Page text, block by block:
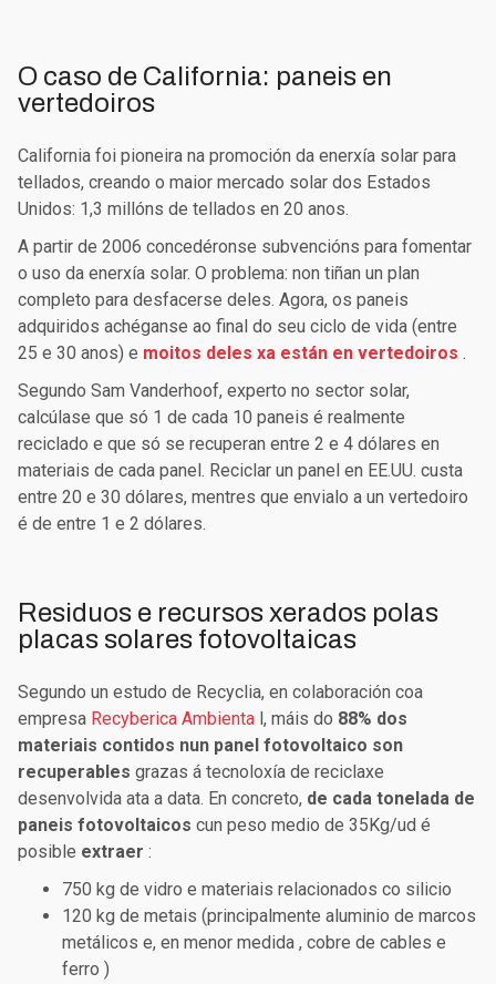
O caso de California: paneis en
vertedoiros
California foi pioneira na promoción da enerxía solar para
tellados, creando o maior mercado solar dos Estados
Unidos: 1,3 millóns de tellados en 20 anos.
A partir de 2006 concedéronse subvencións para fomentar
o uso da enerxía solar. O problema: non tiñan un plan
completo para desfacerse deles. Agora, os paneis
adquiridos achéganse ao final do seu ciclo de vida (entre
25 e 30 anos) e moitos deles xa están en vertedoiros .
Segundo Sam Vanderhoof, experto no sector solar,
calcúlase que só 1 de cada 10 paneis é realmente
reciclado e que só se recuperan entre 2 e 4 dólares en
materiais de cada panel. Reciclar un panel en EE.UU. custa
entre 20 e 30 dólares, mentres que envialo a un vertedoiro
é de entre 1 e 2 dólares.
Residuos e recursos xerados polas
placas solares fotovoltaicas
Segundo un estudo de Recyclia, en colaboración coa
empresa Recyberica Ambienta l, máis do 88% dos
materiais contidos nun panel fotovoltaico son
recuperables grazas á tecnoloxía de reciclaxe
desenvolvida ata a data. En concreto, de cada tonelada de
paneis fotovoltaicos cun peso medio de 35Kg/ud é
posible extraer :
750 kg de vidro e materiais relacionados co silicio
120 kg de metais (principalmente aluminio de marcos
metálicos e, en menor medida , cobre de cables e
ferro )